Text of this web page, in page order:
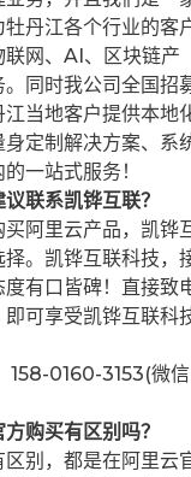
丹江各个行业的客
网、AI、区块链产
同时我公司全国招
当地客户提供本地
定制解决方案、系
一站式服务！
联系凯铧互联？
阿里云产品，凯铧
。凯铧互联科技，
有口皆碑！直接致
可享受凯铧互联科
158-0160-3153(微信
购买有区别吗？
别，都是在阿里云